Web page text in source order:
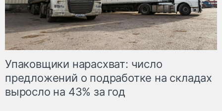
Упаковщики нарасхват: число
предложений о подработке на складах
выросло на 43% за год